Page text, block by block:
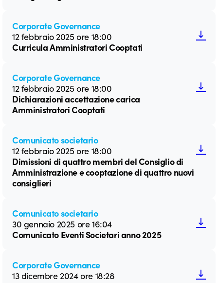
Corporate Governance
12 febbraio 2025 ore 18:00
Curricula Amministratori Cooptati
Corporate Governance
12 febbraio 2025 ore 18:00
Dichiarazioni accettazione carica
Amministratori Cooptati
Comunicato societario
12 febbraio 2025 ore 18:00
Dimissioni di quattro membri del Consiglio di
Amministrazione e cooptazione di quattro nuovi
consiglieri
Comunicato societario
30 gennaio 2025 ore 16:04
Comunicato Eventi Societari anno 2025
Corporate Governance
13 dicembre 2024 ore 18:28